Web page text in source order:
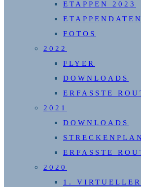
ETAPPEN 2023
ETAPPENDATEN
FOTOS
2022
FLYER
DOWNLOADS
ERFASSTE
2021
DOWNLOADS
ERFASSTE
2020
1. VIRTUELLER